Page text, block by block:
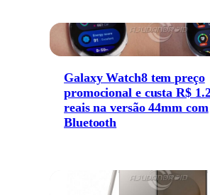
Galaxy Watch8 tem preço
promocional e custa R$
reais na versão 44mm com
Bluetooth